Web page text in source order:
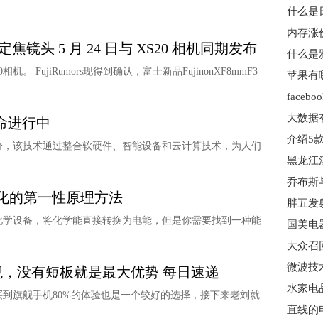
焦镜头 5 月 24 日与 XS20 相机同期发布
机。 FujiRumors现得到确认，富士新品FujinonXF8mmF3
进行中
该技术通过整合软硬件、智能设备和云计算技术，为人们
的第一性原理方法
设备，将化学能直接转换为电能，但是你需要找到一种能
没有短板就是最大优势 每日速递
旗舰手机80%的体验也是一个较好的选择，接下来老刘就
内存涨
什么是
大数据
大众召
微波技
直线的